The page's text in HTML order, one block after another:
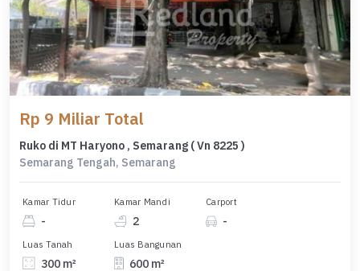
Rp 9 Miliar Total
Ruko di MT Haryono , Semarang ( Vn 8225 )
Semarang Tengah, Semarang
Kamar Tidur
-
Kamar Mandi
2
Carport
-
Luas Tanah
300 m²
Luas Bangunan
600 m²